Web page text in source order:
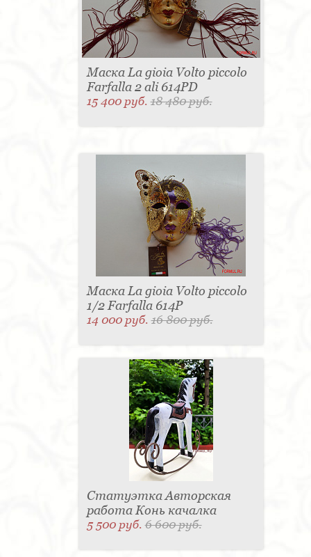
Маска La gioia Volto piccolo
Farfalla 2 ali 614PD
15 400 руб.18 480 руб.
Маска La gioia Volto piccolo
1/2 Farfalla 614P
14 000 руб.16 800 руб.
Статуэтка Авторская
работа Конь качалка
5 500 руб.6 600 руб.